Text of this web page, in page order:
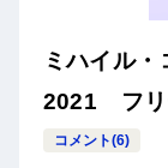
ミハイル
2021 フリ
コメント(6)